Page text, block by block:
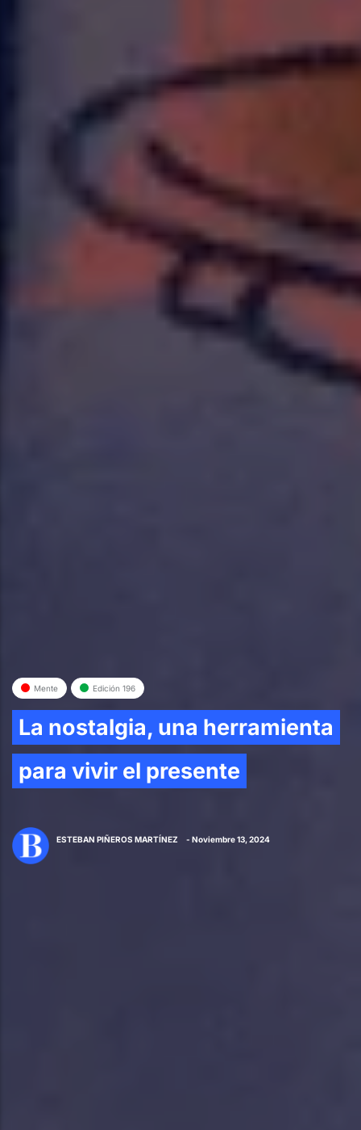
Mente Edición 196
La nostalgia, una herramienta
para vivir el presente
ESTEBAN PIÑEROS MARTÍNEZ - Noviembre 13, 2024